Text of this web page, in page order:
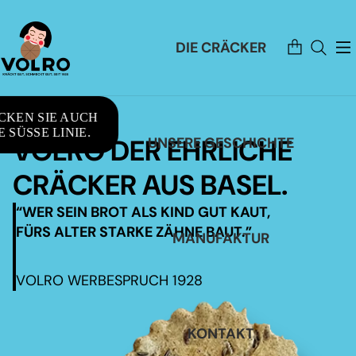
DIE CRÄCKER
UNSERE GESCHICHTE
MANUFAKTUR
KONTAKT
Artikel
im
Warenkorb
SIE AUCH
SÜSSE LINIE.
VOLRO DER EHRLICHE
CRÄCKER AUS BASEL.
“WER SEIN BROT ALS KIND GUT KAUT,
FÜRS ALTER STARKE ZÄHNE BAUT.”
VOLRO WERBESPRUCH 1928